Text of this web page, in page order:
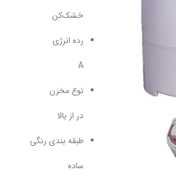
خشک‌کن
رده انرژی
A
نوع مخزن
در از بالا
طبقه بندی رنگی
ساده